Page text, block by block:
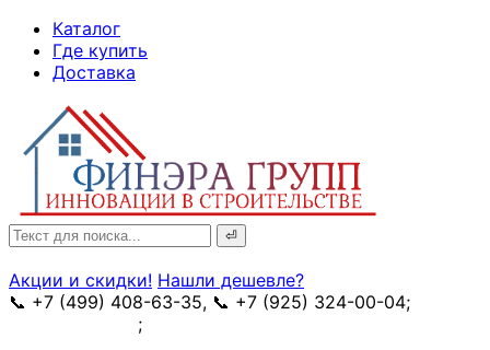
Skip
Content
Каталог
Где купить
Доставка
Search
for:
Акции и скидки! Нашли дешевле?
📞 +7 (499) 408-63-35, 📞 +7 (925) 324-00-04;
;